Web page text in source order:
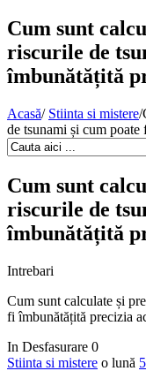
Cum sunt
riscurile de
îmbunătățită
Acasă/ Stiinta si mistere/
de tsunami și cum poate
Cum sunt
riscurile de
îmbunătățită
Intrebari
Cum sunt calculate și
fi îmbunătățită precizia
In Desfasurare 0
Stiinta si mistere o lună